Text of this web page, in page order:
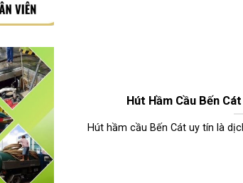
Hút Hầm Cầu Bến
Hút hầm cầu Bến Cát uy tín là